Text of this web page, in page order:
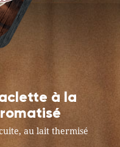
à la
au lait thermisé